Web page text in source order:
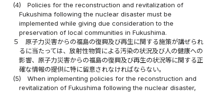
(4)
Policies for the reconstruction and revitalization of
Fukushima following the nuclear disaster must be
implemented while giving due consideration to the
preservation of local communities in Fukushima.
５
原子力災害からの福島の復興及び再生に関する施策が講ぜられ
るに当たっては、放射性物質による汚染の状況及び人の健康への
影響、原子力災害からの福島の復興及び再生の状況等に関する正
確な情報の提供に特に留意されなければならない。
(5)
When implementing policies for the reconstruction and
revitalization of Fukushima following the nuclear disaster,